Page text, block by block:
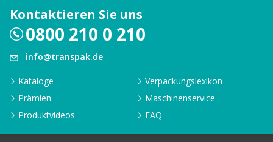
Kontaktieren Sie uns
0800 210 0 210
info@transpak.de
Kataloge
Verpackungslexikon
Prämien
Maschinenservice
Produktvideos
FAQ